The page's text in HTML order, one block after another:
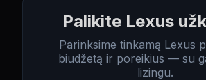
Palikite Lexus
Parinksime tinkamą Lexus
biudžetą ir poreikius — su
lizingu.